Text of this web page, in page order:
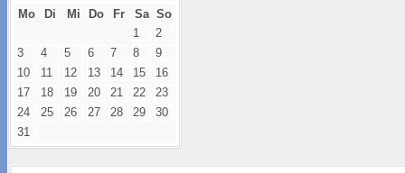
Mo
Di Mi Do Fr Sa So
1
2
3
4 5 6 7 8
9
10
11 12 13 14 15
16
17
18 19 20 21 22
23
24
25 26 27 28 29
30
31